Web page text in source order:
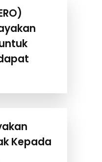
untuk
Kepada